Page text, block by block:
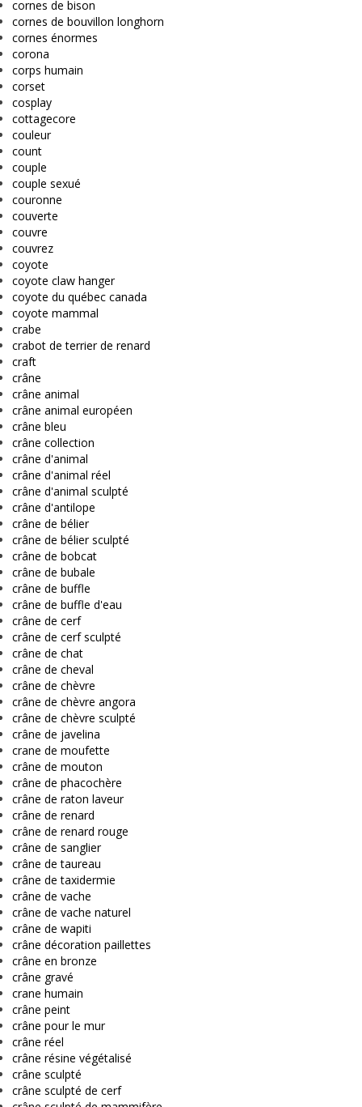
cornes de bison
cornes de bouvillon longhorn
cornes énormes
corona
corps humain
corset
cosplay
cottagecore
couleur
count
couple
couple sexué
couronne
couverte
couvre
couvrez
coyote
coyote claw hanger
coyote du québec canada
coyote mammal
crabe
crabot de terrier de renard
craft
crâne
crâne animal
crâne animal européen
crâne bleu
crâne collection
crâne d'animal
crâne d'animal réel
crâne d'animal sculpté
crâne d'antilope
crâne de bélier
crâne de bélier sculpté
crâne de bobcat
crâne de bubale
crâne de buffle
crâne de buffle d'eau
crâne de cerf
crâne de cerf sculpté
crâne de chat
crâne de cheval
crâne de chèvre
crâne de chèvre angora
crâne de chèvre sculpté
crâne de javelina
crane de moufette
crâne de mouton
crâne de phacochère
crâne de raton laveur
crâne de renard
crâne de renard rouge
crâne de sanglier
crâne de taureau
crâne de taxidermie
crâne de vache
crâne de vache naturel
crâne de wapiti
crâne décoration paillettes
crâne en bronze
crâne gravé
crane humain
crâne peint
crâne pour le mur
crâne réel
crâne résine végétalisé
crâne sculpté
crâne sculpté de cerf